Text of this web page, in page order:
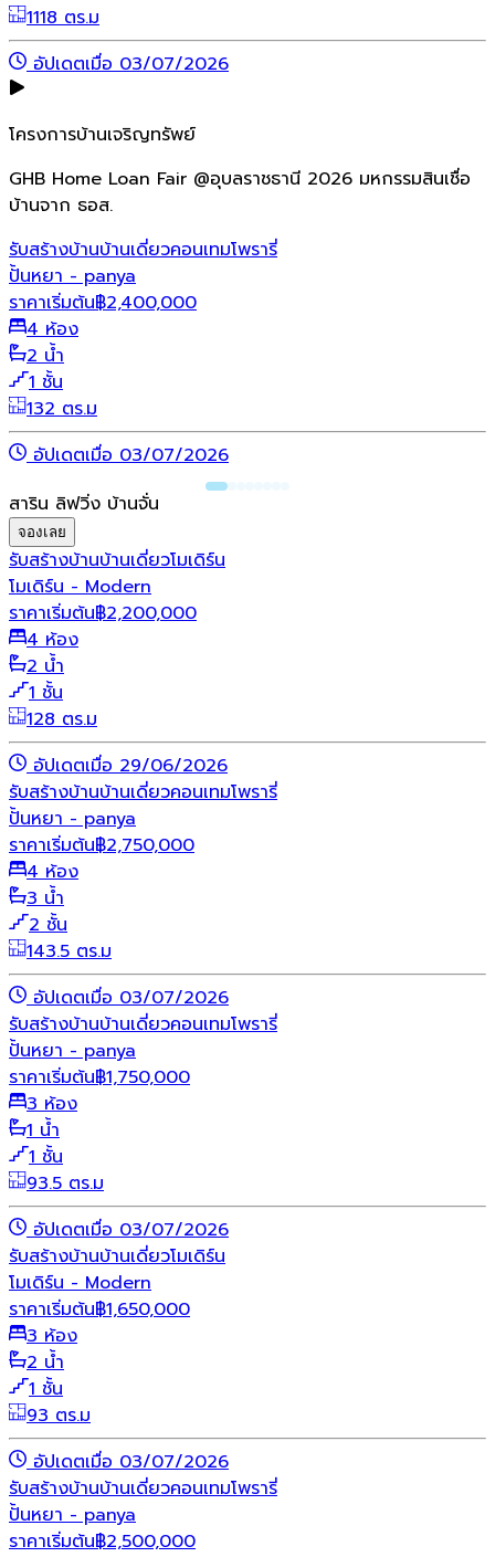
1118 ตร.ม
อัปเดตเมื่อ 03/07/2026
โครงการบ้านเจริญทรัพย์
GHB Home Loan Fair @อุบลราชธานี 2026 มหกรรมสินเชื่อ
บ้านจาก ธอส.
รับสร้างบ้านบ้านเดี่ยวคอนเทมโพรารี่
ปั้นหยา - panya
ราคาเริ่มต้น฿2,400,000
4 ห้อง
2 น้ำ
1 ชั้น
132 ตร.ม
อัปเดตเมื่อ 03/07/2026
สาริน ลิฟวิ่ง บ้านจั่น
จองเลย
รับสร้างบ้านบ้านเดี่ยวโมเดิร์น
โมเดิร์น - Modern
ราคาเริ่มต้น฿2,200,000
4 ห้อง
2 น้ำ
1 ชั้น
128 ตร.ม
อัปเดตเมื่อ 29/06/2026
รับสร้างบ้านบ้านเดี่ยวคอนเทมโพรารี่
ปั้นหยา - panya
ราคาเริ่มต้น฿2,750,000
4 ห้อง
3 น้ำ
2 ชั้น
143.5 ตร.ม
อัปเดตเมื่อ 03/07/2026
รับสร้างบ้านบ้านเดี่ยวคอนเทมโพรารี่
ปั้นหยา - panya
ราคาเริ่มต้น฿1,750,000
3 ห้อง
1 น้ำ
1 ชั้น
93.5 ตร.ม
อัปเดตเมื่อ 03/07/2026
รับสร้างบ้านบ้านเดี่ยวโมเดิร์น
โมเดิร์น - Modern
ราคาเริ่มต้น฿1,650,000
3 ห้อง
2 น้ำ
1 ชั้น
93 ตร.ม
อัปเดตเมื่อ 03/07/2026
รับสร้างบ้านบ้านเดี่ยวคอนเทมโพรารี่
ปั้นหยา - panya
ราคาเริ่มต้น฿2,500,000